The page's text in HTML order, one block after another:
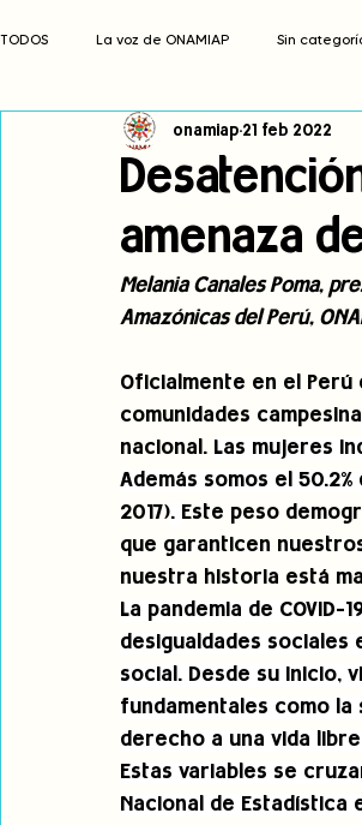
TODOS La voz de ONAMIAP Sin
Cambio climático Navegador indígena
Pronunciamientos
jóvenes indígenas Incidencias
amenaza
onamiap 21 feb 2022
Melania Canales Poma,
Amazónicas del Perú,
Oficialmente en el
comunidades
nacional. Las mujeres
Además somos el
2017). Este peso
que garanticen
nuestra historia está
La pandemia de
desigualdades
social. Desde su inicio,
fundamentales como
derecho a una vida
Estas variables se
Nacional de